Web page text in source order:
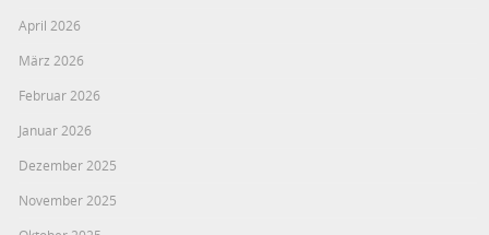
April 2026
März 2026
Februar 2026
Januar 2026
Dezember 2025
November 2025